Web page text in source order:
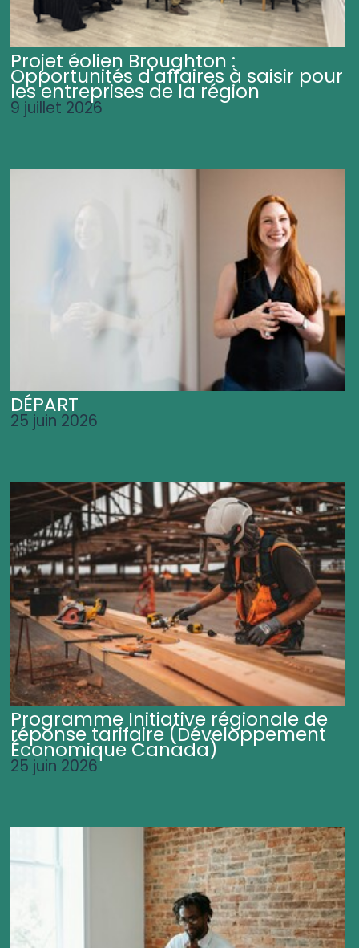
Projet éolien Broughton :
Opportunités d'affaires à saisir pour
les entreprises de la région
9 juillet 2026
DÉPART
25 juin 2026
Programme Initiative régionale de
réponse tarifaire (Développement
Économique Canada)
25 juin 2026